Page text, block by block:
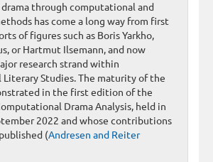
drama through computational and
has come a long way from first
of figures such as Boris Yarkho,
or Hartmut Ilsemann, and now
research strand within
Studies. The maturity of the
in the first edition of the
Drama Analysis, held in
2022 and whose contributions
(Andresen and Reiter